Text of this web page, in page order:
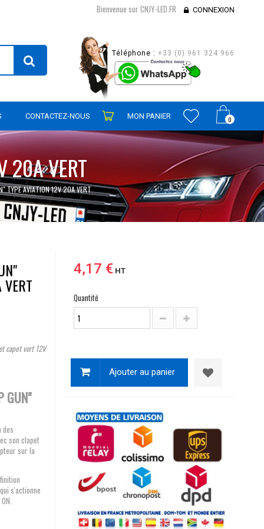
Bienvenue sur CNJY-LED.FR CONNEXION
Téléphone : +33 (0) 961 324 966
0
CONTACTEZ-NOUS MON PANIER
20A VERT
TYPE AVIATION 12V 20A VERT
capot vert 12V
GUN"
des
son clapet
sur la
s'actionne
4,17 €HT
Quantité
Ajouter au panier